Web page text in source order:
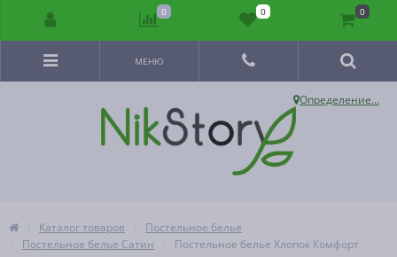
Определение...
МЕНЮ
Каталог товаров
Постельное белье
Постельное белье Сатин
Постельное белье Хлопок Комфорт
0 0 0